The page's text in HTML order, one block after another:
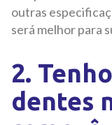
outras
será melhor para
2.
dentes